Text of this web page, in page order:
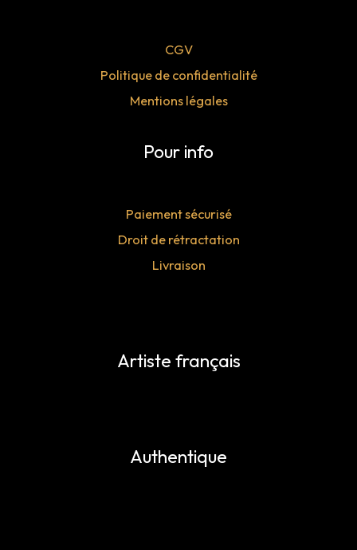
CGV
Politique de confidentialité
Mentions légales
Pour info
Paiement sécurisé
Droit de rétractation
Livraison
Artiste français
Authentique